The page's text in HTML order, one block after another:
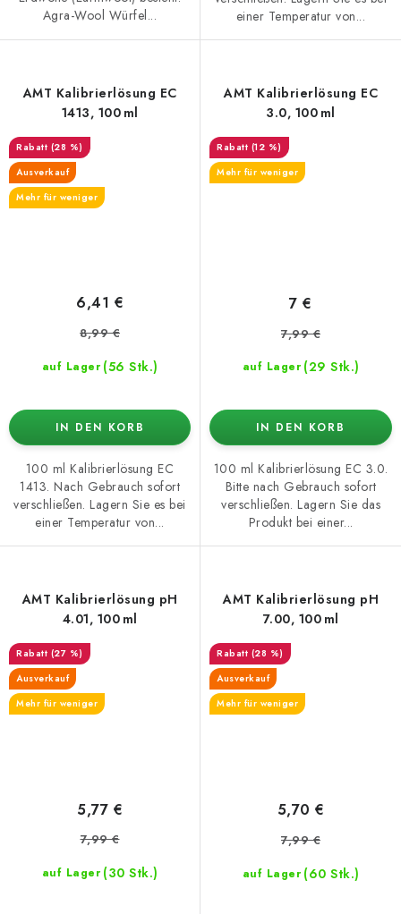
Agra-Wool Würfel...
einer Temperatur von...
AMT Kalibrierlösung EC
1413, 100 ml
(28 %)
Ausverkauf
Mehr für weniger
auf Lager (56 Stk.)
6,41 €
8,99 €
IN DEN KORB
100 ml Kalibrierlösung EC
1413. Nach Gebrauch sofort
verschließen. Lagern Sie es bei
einer Temperatur von...
AMT Kalibrierlösung EC
3.0, 100 ml
(12 %)
Mehr für weniger
auf Lager (29 Stk.)
7 €
7,99 €
IN DEN KORB
100 ml Kalibrierlösung EC 3.0.
Bitte nach Gebrauch sofort
verschließen. Lagern Sie das
Produkt bei einer...
AMT Kalibrierlösung pH
4.01, 100 ml
(27 %)
Ausverkauf
Mehr für weniger
auf Lager (30 Stk.)
5,77 €
7,99 €
AMT Kalibrierlösung pH
7.00, 100 ml
(28 %)
Ausverkauf
Mehr für weniger
auf Lager (60 Stk.)
5,70 €
7,99 €